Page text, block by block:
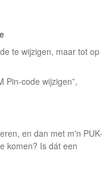
te wijzigen, maar tot op
Pin-code wijzigen”,
en dan met m'n PUK-
komen? Is dát een